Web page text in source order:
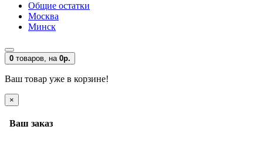
Общие остатки
Москва
Минск
0 товаров, на 0р.
Ваш товар уже в корзине!
×
Ваш заказ